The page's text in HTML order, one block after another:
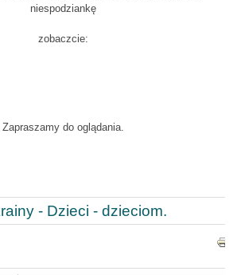
niespodziankę
zobaczcie:
Zapraszamy do oglądania.
- Dzieci - dzieciom.